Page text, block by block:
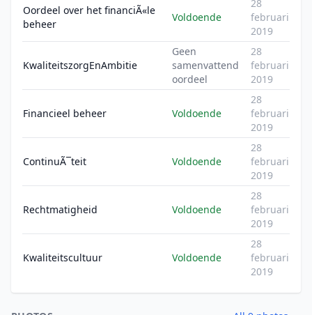
Oordeel over het financiÃ«le
beheer
Voldoende
28
februari
2019
KwaliteitszorgEnAmbitie
Geen
samenvattend
oordeel
28
februari
2019
Financieel beheer Voldoende
28
februari
2019
ContinuÃ¯teit Voldoende
28
februari
2019
Rechtmatigheid Voldoende
28
februari
2019
Kwaliteitscultuur Voldoende
28
februari
2019